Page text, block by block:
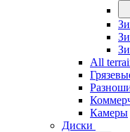
All
Камеры
Диски